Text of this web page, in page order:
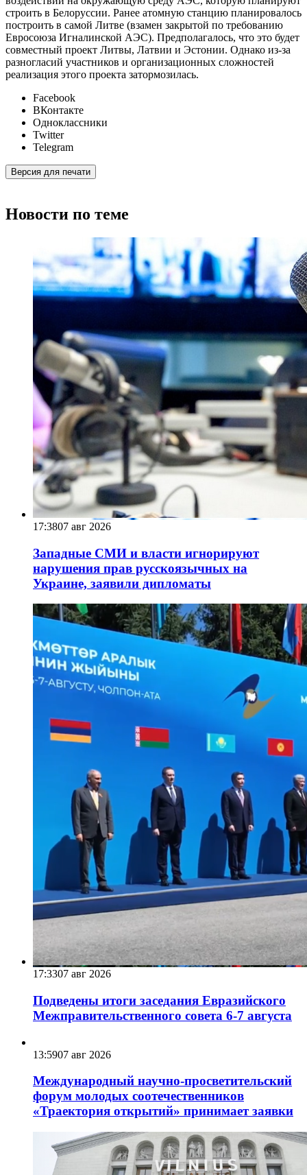
строить в Белоруссии. Ранее атомную станцию планировалось
построить в самой Литве (взамен закрытой по требованию
Евросоюза Игналинской АЭС). Предполагалось, что это будет
совместный проект Литвы, Латвии и Эстонии. Однако из-за
разногласий участников и организационных сложностей
реализация этого проекта затормозилась.
Facebook
ВКонтакте
Одноклассники
Twitter
Telegram
Версия для печати
Новости по теме
17:3807 авг 2026
Западные СМИ и власти игнорируют
нарушения прав русскоязычных на
Украине, заявили дипломаты
17:3307 авг 2026
Подведены итоги заседания Евразийского
Межправительственного совета 6-7 августа
13:5907 авг 2026
Международный научно-просветительский
форум молодых соотечественников
«Траектория открытий» принимает заявки